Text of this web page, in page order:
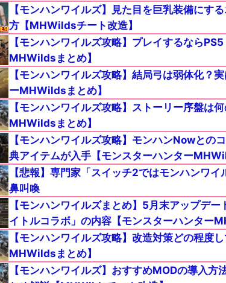
【モンハンワイルズ】見た目を巨乳装備にす
方【MHWildsチート改造】
【モンハンワイルズ攻略】プレイするなら
MHWildsまとめ】
【モンハンワイルズ攻略】結局弓は弱体化？
ーMHWildsまとめ】
【モンハンワイルズ攻略】ストーリー序盤は
MHWildsまとめ】
【モンハンワイルズ攻略】モンハンNowとの
典アイテムが入手【モンスターハンター
【悲報】専門家「スイッチ2ではモンハンワ
鼻叫喚
【モンハンワイルズまとめ】5月末アップデ
イトルコラボ」の内容【モンスターハンター
【モンハンワイルズ攻略】改造対策どの程度
MHWildsまとめ】
【モンハンワイルズ】おすすめMODの導入